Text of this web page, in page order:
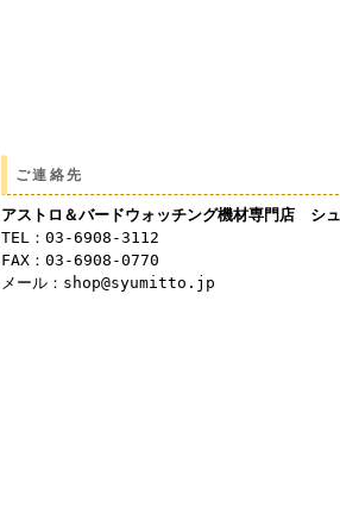
ご連絡先
アストロ＆バードウォッチング機材専門店 シ
TEL：03-6908-3112
FAX：03-6908-0770
メール：shop@syumitto.jp